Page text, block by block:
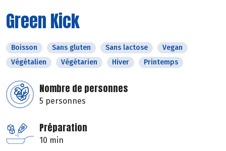
Green Kick
Boisson Sans gluten Sans lactose
Vegan
Végétalien
Végétarien Hiver Printemps
Nombre de personnes
5 personnes
Préparation
10 min